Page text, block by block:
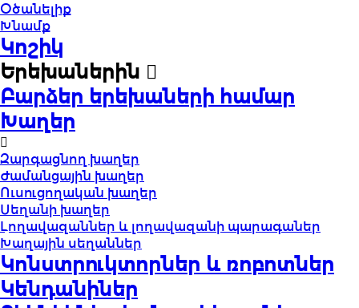
Օծանելիք
Խնամք
Կոշիկ
Երեխաներին
Բարձեր երեխաների համար
Խաղեր
Զարգացնող խաղեր
Ժամանցային խաղեր
Ուսուցողական խաղեր
Սեղանի խաղեր
Լողավազաններ և լողավազանի պարագաներ
Խաղային սեղաններ
Կոնստրուկտորներ և ռոբոտներ
Կենդանիներ